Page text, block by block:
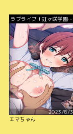
ラブライブ！虹ヶ咲学園ス
クールアイドル同好会
2023/8/3
エマちゃん